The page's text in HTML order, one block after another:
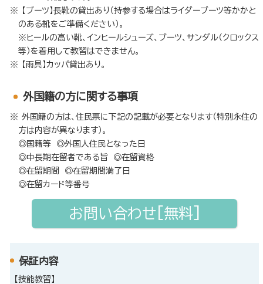
【ブーツ】長靴の貸出あり（持参する場合はライダーブーツ等かかと
のある靴をご準備ください）。
※ヒールの高い靴、インヒールシューズ、ブーツ、サンダル（クロックス
等）を着用して教習はできません。
【雨具】カッパ貸出あり。
外国籍の方に関する事項
外国籍の方は、住民票に下記の記載が必要となります（特別永住の
方は内容が異なります）。
◎国籍等 ◎外国人住民となった日
◎中長期在留者である旨 ◎在留資格
◎在留期間 ◎在留期間満了日
◎在留カード等番号
お問い合わせ[無料]
保証内容
【技能教習】